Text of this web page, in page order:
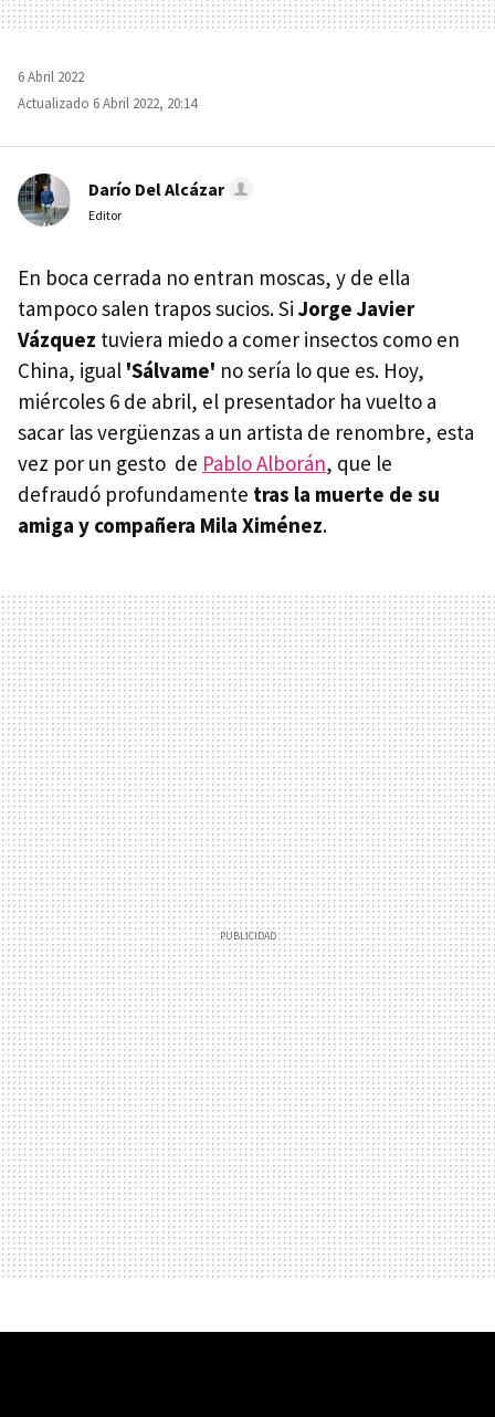
6 Abril 2022
Actualizado 6 Abril 2022, 20:14
Darío Del Alcázar
Editor
En boca cerrada no entran moscas, y de ella
tampoco salen trapos sucios. Si Jorge Javier
Vázquez tuviera miedo a comer insectos como en
China, igual 'Sálvame' no sería lo que es. Hoy,
miércoles 6 de abril, el presentador ha vuelto a
sacar las vergüenzas a un artista de renombre, esta
vez por un gesto de Pablo Alborán, que le
defraudó profundamente tras la muerte de su
amiga y compañera Mila Ximénez.